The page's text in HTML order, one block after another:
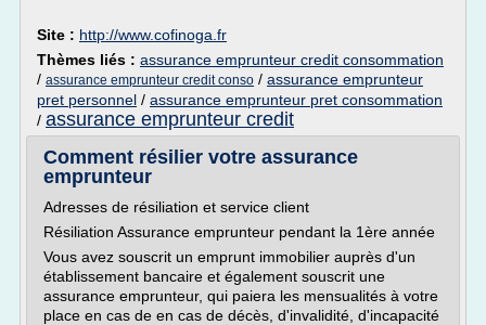
Site : http://www.cofinoga.fr
Thèmes liés : assurance emprunteur credit consommation
/ assurance emprunteur credit conso / assurance emprunteur
pret personnel / assurance emprunteur pret consommation
/ assurance emprunteur credit
Comment résilier votre assurance
emprunteur
Adresses de résiliation et service client
Résiliation Assurance emprunteur pendant la 1ère année
Vous avez souscrit un emprunt immobilier auprès d'un
établissement bancaire et également souscrit une
assurance emprunteur, qui paiera les mensualités à votre
place en cas de en cas de décès, d'invalidité, d'incapacité